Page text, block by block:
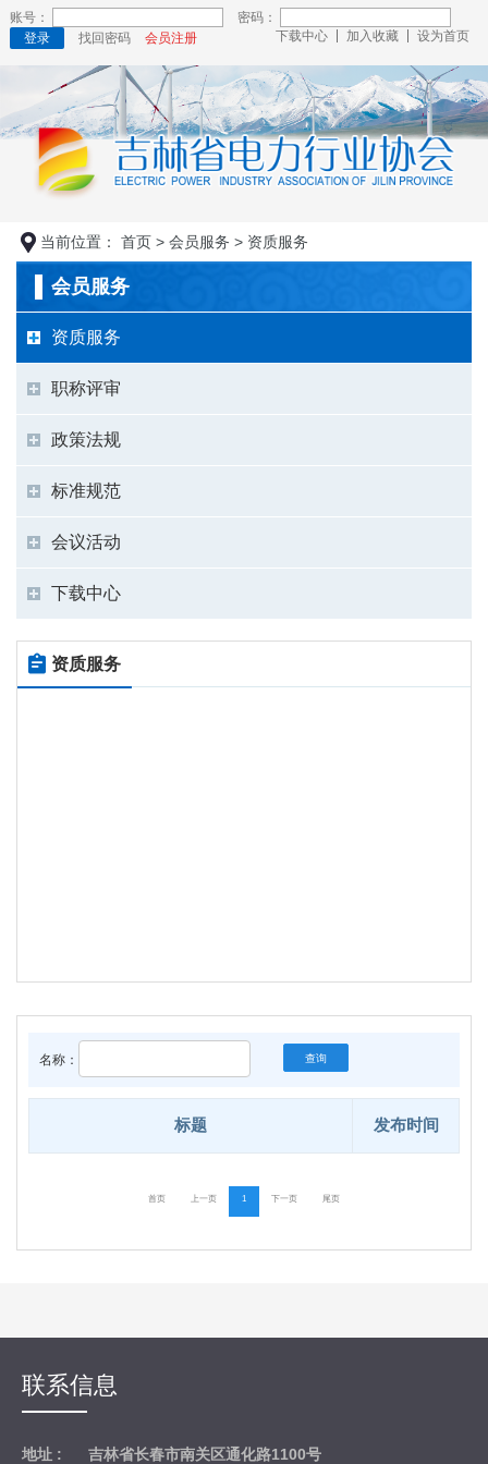
账号：
密码：
登录
找回密码 会员注册 下载中心 加入收藏 设为首页
当前位置： 首页 > 会员服务 > 资质服务
会员服务
资质服务
职称评审
政策法规
标准规范
会议活动
下载中心
资质服务
名称： 查询
标题 发布时间
首页 上一页 1 下一页 尾页
联系信息
地址 : 吉林省长春市南关区通化路1100号